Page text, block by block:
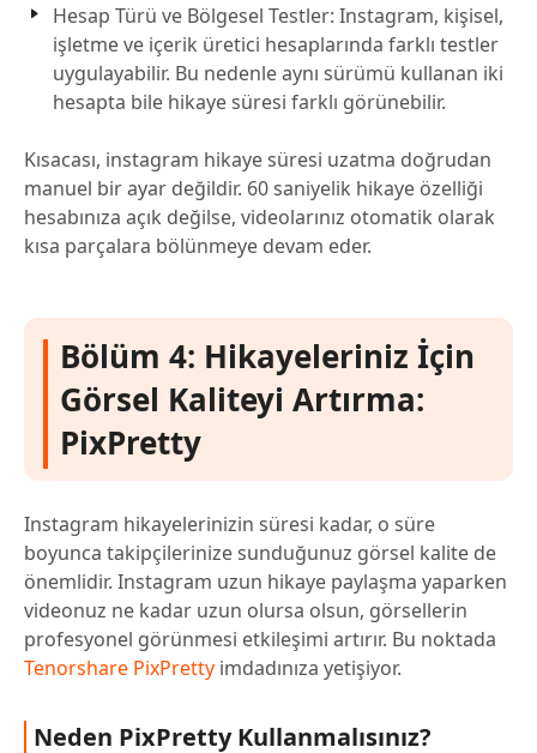
Hesap Türü ve Bölgesel Testler: Instagram, kişisel,
işletme ve içerik üretici hesaplarında farklı testler
uygulayabilir. Bu nedenle aynı sürümü kullanan iki
hesapta bile hikaye süresi farklı görünebilir.
Kısacası, instagram hikaye süresi uzatma doğrudan
manuel bir ayar değildir. 60 saniyelik hikaye özelliği
hesabınıza açık değilse, videolarınız otomatik olarak
kısa parçalara bölünmeye devam eder.
Bölüm 4: Hikayeleriniz İçin
Görsel Kaliteyi Artırma:
PixPretty
Instagram hikayelerinizin süresi kadar, o süre
boyunca takipçilerinize sunduğunuz görsel kalite de
önemlidir. Instagram uzun hikaye paylaşma yaparken
videonuz ne kadar uzun olursa olsun, görsellerin
profesyonel görünmesi etkileşimi artırır. Bu noktada
Tenorshare PixPretty imdadınıza yetişiyor.
Neden PixPretty Kullanmalısınız?